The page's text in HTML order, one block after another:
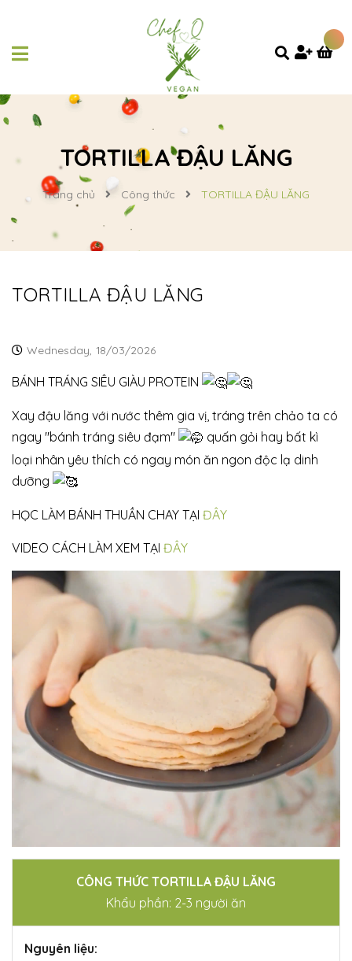
TORTILLA ĐẬU LĂNG
Trang chủ Công thức TORTILLA ĐẬU LĂNG
TORTILLA ĐẬU LĂNG
Wednesday, 18/03/2026
BÁNH TRÁNG SIÊU GIÀU PROTEIN
Xay đậu lăng với nước thêm gia vị, tráng trên chảo ta có
ngay "bánh tráng siêu đạm"
quấn gỏi hay bất kì
loại nhân yêu thích có ngay món ăn ngon độc lạ dinh
dưỡng
HỌC LÀM BÁNH THUẦN CHAY TẠI ĐÂY
VIDEO CÁCH LÀM XEM TẠI ĐÂY
CÔNG THỨC TORTILLA ĐẬU LĂNG
Khẩu phần: 2-3 người ăn
Nguyên liệu: